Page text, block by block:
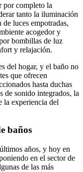
por completo la
tanto la iluminación
luces empotradas,
acogedor y
bombillas de luz
y relajación.
del hogar, y el baño no
que ofrecen
hasta duchas
de sonido integrados, la
la experiencia del
baños
años, y hoy en
en el sector de
de las más